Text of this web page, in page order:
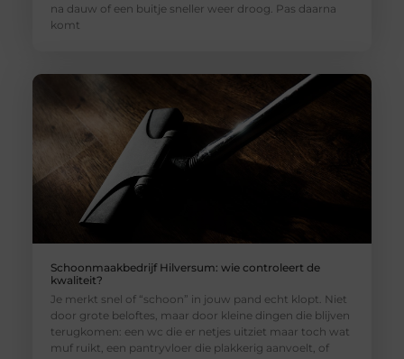
na dauw of een buitje sneller weer droog. Pas daarna
komt
Schoonmaakbedrijf Hilversum: wie controleert de
kwaliteit?
Je merkt snel of “schoon” in jouw pand echt klopt. Niet
door grote beloftes, maar door kleine dingen die blijven
terugkomen: een wc die er netjes uitziet maar toch wat
muf ruikt, een pantryvloer die plakkerig aanvoelt, of